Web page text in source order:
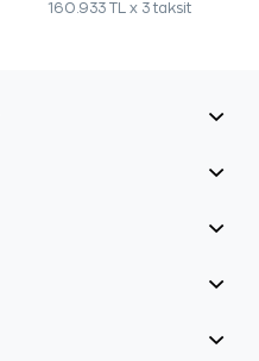
160.933 TL x 3 taksit